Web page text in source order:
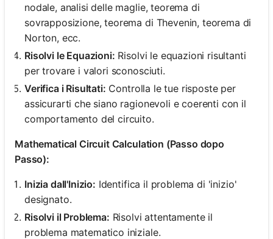
nodale, analisi delle maglie, teorema di
sovrapposizione, teorema di Thevenin, teorema di
Norton, ecc.
Risolvi le Equazioni: Risolvi le equazioni risultanti
per trovare i valori sconosciuti.
Verifica i Risultati: Controlla le tue risposte per
assicurarti che siano ragionevoli e coerenti con il
comportamento del circuito.
Mathematical Circuit Calculation (Passo dopo
Passo):
Inizia dall'Inizio: Identifica il problema di 'inizio'
designato.
Risolvi il Problema: Risolvi attentamente il
problema matematico iniziale.